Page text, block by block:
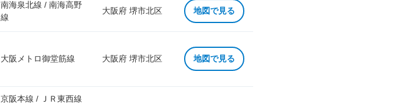
南海泉北線 / 南海高野
線
大阪府 堺市北区 地図で見る
大阪メトロ御堂筋線 大阪府 堺市北区 地図で見る
京阪本線 / ＪＲ東西線